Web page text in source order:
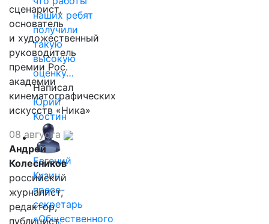
наших ребят
получили
такую
высокую
оценку…
Написал
Юрий
Костин
Евгений
Кузин,
пресс-
секретарь
«Общественного
сценарист,
основатель
и художественный
руководитель
премии Рос.
академии
кинематографических
искусств «Ника»
08 августа
Андрей
Колесников
российский
журналист,
редактор,
публицист,